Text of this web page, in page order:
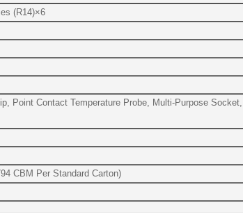
(R14)×6
Point Contact Temperature Probe, Multi-Purpose
CBM Per Standard Carton)